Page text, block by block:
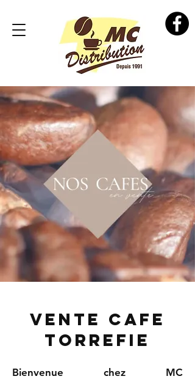
vente cafe
torrefie
Bienvenue chez MC